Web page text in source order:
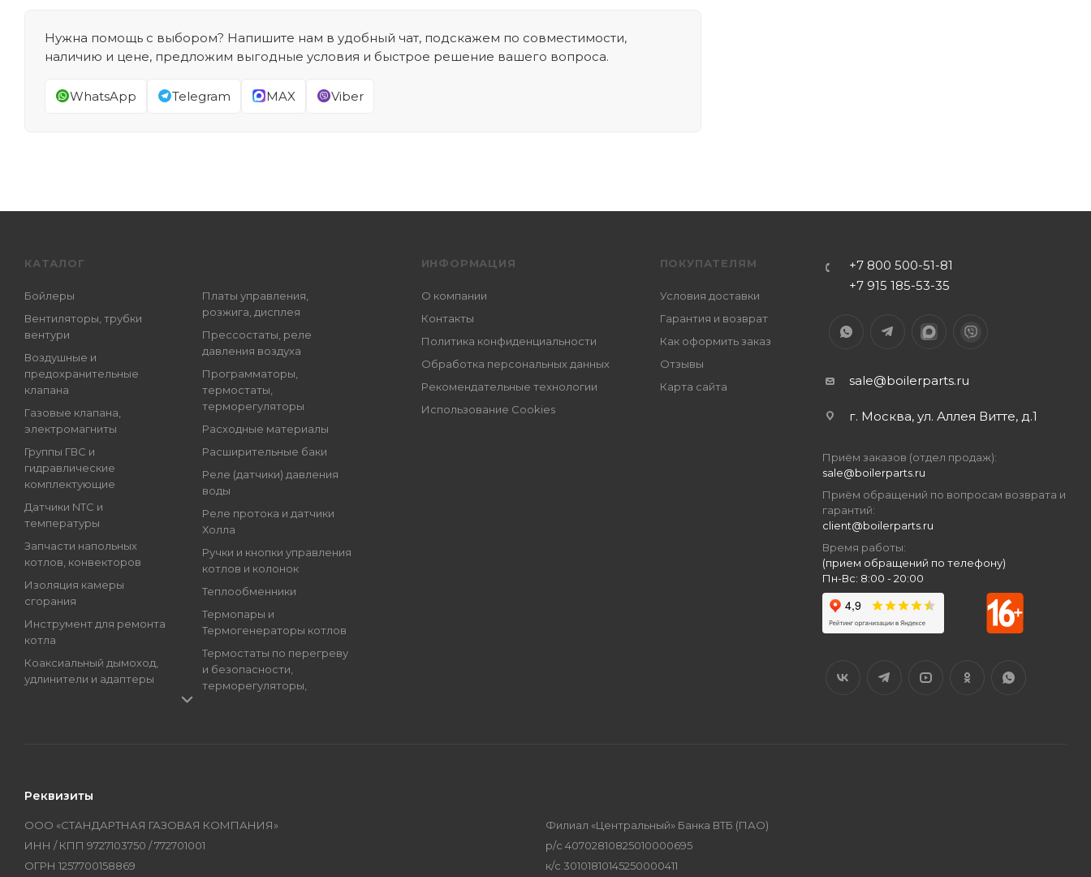
Нужна помощь с выбором? Напишите нам в удобный чат, подскажем по совместимости,
наличию и цене, предложим выгодные условия и быстрое решение вашего вопроса.
WhatsApp Telegram MAX Viber
КАТАЛОГ
Бойлеры
Вентиляторы, трубки
вентури
Воздушные и
предохранительные
клапана
Газовые клапана,
электромагниты
Группы ГВС и
гидравлические
комплектующие
Датчики NTC и
температуры
Запчасти напольных
котлов, конвекторов
Изоляция камеры
сгорания
Инструмент для ремонта
котла
Коаксиальный дымоход,
удлинители и адаптеры
и термоманометры
Платы управления,
розжига, дисплея
Прессостаты, реле
давления воздуха
Программаторы,
термостаты,
терморегуляторы
Расходные материалы
Расширительные баки
Реле (датчики) давления
воды
Реле протока и датчики
Холла
Ручки и кнопки управления
котлов и колонок
Теплообменники
Термопары и
Термогенераторы котлов
Термостаты по перегреву
и безопасности,
терморегуляторы,
Бренды
ИНФОРМАЦИЯ
О компании
Контакты
Политика конфиденциальности
Обработка персональных данных
Рекомендательные технологии
Использование Cookies
ПОКУПАТЕЛЯМ
Условия доставки
Гарантия и возврат
Как оформить заказ
Отзывы
Карта сайта
+7 800 500-51-81
+7 915 185-53-35
sale@boilerparts.ru
г. Москва, ул. Аллея Витте, д.1
Приём заказов (отдел продаж):
sale@boilerparts.ru
Приём обращений по вопросам возврата и
гарантий:
client@boilerparts.ru
Время работы:
(прием обращений по телефону)
Пн-Вс: 8:00 - 20:00
Реквизиты
ООО «СТАНДАРТНАЯ ГАЗОВАЯ КОМПАНИЯ»
ИНН / КПП 9727103750 / 772701001
ОГРН 1257700158869
Филиал «Центральный» Банка ВТБ (ПАО)
р/с 40702810825010000695
к/с 30101810145250000411